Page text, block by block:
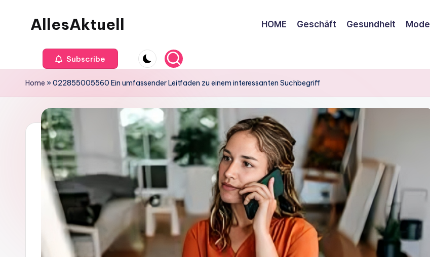
AllesAktuell HOME Geschäft Gesundheit Mode
Subscribe
Home »022855005560 Ein umfassender Leitfaden zu einem interessanten Suchbegriff